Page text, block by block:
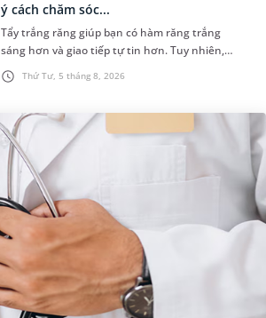
Thứ Tư, 5 tháng 8, 2026
ý cách chăm sóc...
Tẩy trắng răng giúp bạn có hàm răng trắng
sáng hơn và giao tiếp tự tin hơn. Tuy nhiên,
nhiều người lại băn khoăn về tình trạng răng bị
vàng ố, xỉn màu sau kh...